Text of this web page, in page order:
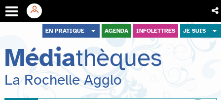
menu
contenu
recherche
EN PRATIQUE AGENDA INFOLETTRES JE SUIS
Médiathèques
La Rochelle Agglo